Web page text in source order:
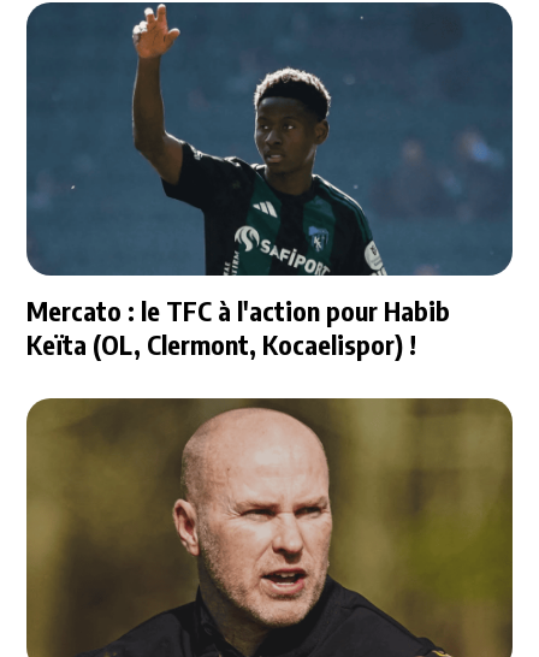
Mercato : le TFC à l'action pour Habib
Keïta (OL, Clermont, Kocaelispor) !